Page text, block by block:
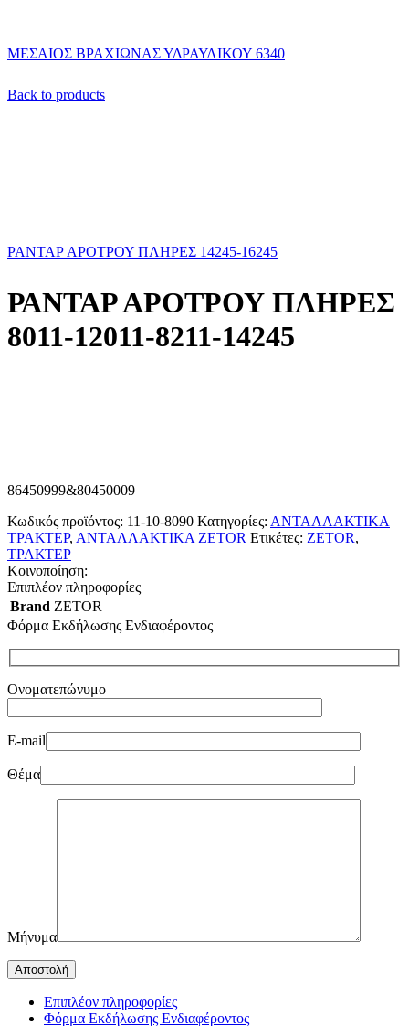
ΜΕΣΑΙΟΣ ΒΡΑΧΙΩΝΑΣ ΥΔΡΑΥΛΙΚΟΥ 6340
Back to products
ΡΑΝΤΑΡ ΑΡΟΤΡΟΥ ΠΛΗΡΕΣ 14245-16245
ΡΑΝΤΑΡ ΑΡΟΤΡΟΥ ΠΛΗΡΕΣ
8011-12011-8211-14245
86450999&80450009
Κωδικός προϊόντος: 11-10-8090 Κατηγορίες: ΑΝΤΑΛΛΑΚΤΙΚΑ
ΤΡΑΚΤΕΡ, ΑΝΤΑΛΛΑΚΤΙΚΑ ZETOR Ετικέτες: ZETOR,
ΤΡΑΚΤΕΡ
Κοινοποίηση:
Επιπλέον πληροφορίες
Brand ZETOR
Φόρμα Εκδήλωσης Ενδιαφέροντος
Ονοματεπώνυμο
E-mail
Θέμα
Μήνυμα
Επιπλέον πληροφορίες
Φόρμα Εκδήλωσης Ενδιαφέροντος